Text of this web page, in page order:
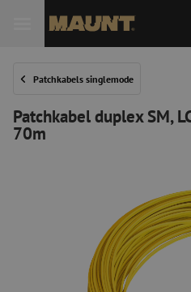
Patchkabels singlemode
Patchkabel duplex SM,
70m